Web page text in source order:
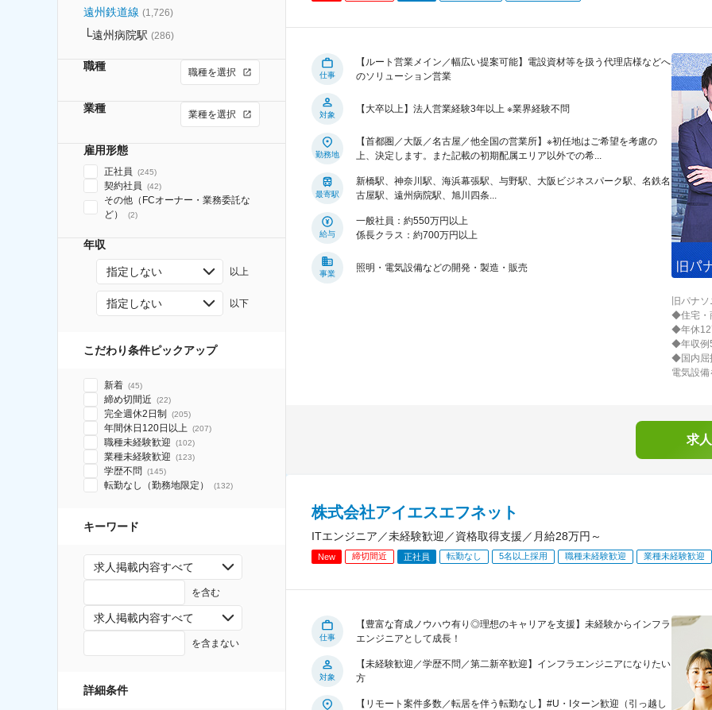
遠州鉄道線 (1,726)
遠州病院駅 (286)
職種 職種を選択
業種 業種を選択
雇用形態
正社員 (245)
契約社員 (42)
その他（FCオーナー・業務委託な
ど）
(2)
年収
指定しない 以上
指定しない 以下
こだわり条件ピックアップ
新着 (45)
締め切間近 (22)
完全週休2日制 (205)
年間休日120日以上 (207)
職種未経験歓迎 (102)
業種未経験歓迎 (123)
学歴不問 (145)
転勤なし（勤務地限定） (132)
キーワード
求人掲載内容すべて
を含む
求人掲載内容すべて
を含まない
詳細条件
仕事
【ルート営業メイン／幅広い提案可能】電設資材等を扱う代理店様などへ
のソリューション営業
対象
【大卒以上】法人営業経験3年以上 ※業界経験不問
勤務地
【首都圏／大阪／名古屋／他全国の営業所】※初任地はご希望を考慮の
上、決定します。また記載の初期配属エリア以外での希...
最寄駅
新橋駅、神奈川駅、海浜幕張駅、与野駅、大阪ビジネスパーク駅、名鉄名
古屋駅、遠州病院駅、旭川四条...
給与
一般社員：約550万円以上
係長クラス：約700万円以上
事業
照明・電気設備などの開発・製造・販売
旧パナ
◆住宅・
◆年休
◆年収例
◆国内屈
電気設
求
株式会社アイエスエフネット
ITエンジニア／未経験歓迎／資格取得支援／月給28万円～
New 締切間近 正社員 転勤なし 5名以上採用 職種未経験歓迎 業種未経験歓迎
仕事
【豊富な育成ノウハウ有り◎理想のキャリアを支援】未経験からインフラ
エンジニアとして成長！
対象
【未経験歓迎／学歴不問／第二新卒歓迎】インフラエンジニアになりたい
方
【リモート案件多数／転居を伴う転勤なし】#U・Iターン歓迎（引っ越し